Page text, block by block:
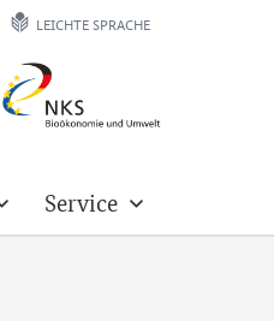
LEICHTE SPRACHE
Service